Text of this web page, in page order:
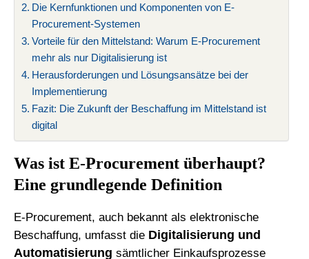
Die Kernfunktionen und Komponenten von E-
Procurement-Systemen
Vorteile für den Mittelstand: Warum E-Procurement
mehr als nur Digitalisierung ist
Herausforderungen und Lösungsansätze bei der
Implementierung
Fazit: Die Zukunft der Beschaffung im Mittelstand ist
digital
Was ist E-Procurement überhaupt?
Eine grundlegende Definition
E-Procurement, auch bekannt als elektronische
Beschaffung, umfasst die Digitalisierung und
Automatisierung sämtlicher Einkaufsprozesse